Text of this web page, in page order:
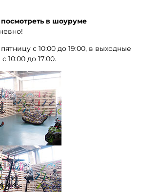
в шоуруме
с 10:00 до 19:00, в выходные
10:00 до 17:00.